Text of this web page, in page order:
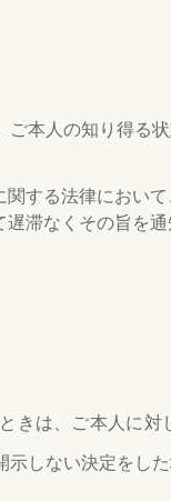
本人の知り得る
する法律におい
滞なくその旨を通
きは、ご本人に
しない決定をし